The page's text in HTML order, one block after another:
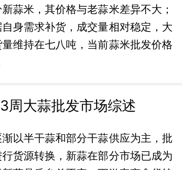
蒜米，其价格与老蒜米差异不大；
身需求补货，成交量相对稳定，大
维持在七八吨，当前蒜米批发价格
周大蒜批发市场综述
以半干蒜和部分干蒜供应为主，批
货源转换，新蒜在部分市场已成为